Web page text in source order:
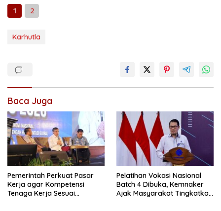
1 2
Karhutla
Baca Juga
Pemerintah Perkuat Pasar
Kerja agar Kompetensi
Tenaga Kerja Sesuai
Pelatihan Vokasi Nasional
Batch 4 Dibuka, Kemnaker
Ajak Masyarakat Tingkatkan